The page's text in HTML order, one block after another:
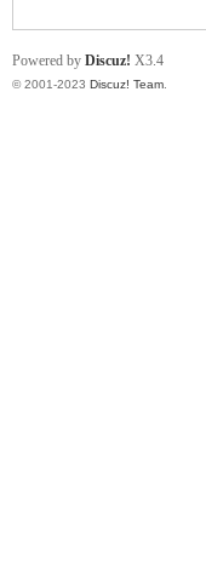
Powered by Discuz! X3.4
© 2001-2023 Discuz! Team.